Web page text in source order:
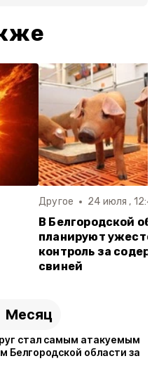
Другое 24 июля , 12:41
В Белгородской
планируют
контроль за
свиней
Месяц
стал самым атакуемым
Белгородской области за